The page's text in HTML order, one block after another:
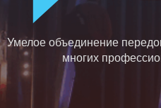
Умелое объединение
многих